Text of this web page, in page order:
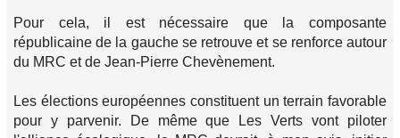
Pour cela, il est nécessaire que la composante
républicaine de la gauche se retrouve et se renforce autour
du MRC et de Jean-Pierre Chevènement.
Les élections européennes constituent un terrain favorable
pour y parvenir. De même que Les Verts vont piloter